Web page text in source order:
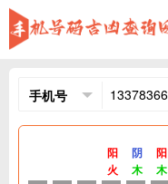
阳
火
阴
木
阳
木